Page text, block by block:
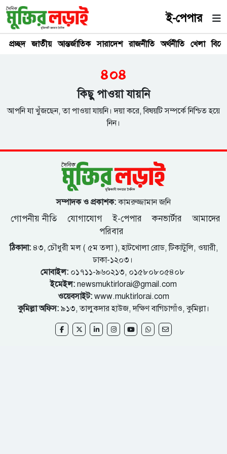
ই-পেপার
প্রচ্ছদ জাতীয় আন্তর্জাতিক সারাদেশ রাজনীতি অর্থনীতি খেলা
৪০৪
কিছু পাওয়া যায়নি
আপনি যা খুঁজছেন, তা পাওয়া যায়নি। দয়া করে, বিষয়টি সম্পর্কে নিশ্চিত হয়ে
নিন।
সম্পাদক ও প্রকাশক:কামরুজ্জামান জনি
গোপনীয় নীতি যোগাযোগ ই-পেপার কনভার্টার
আমাদের
পরিবার
ঠিকানা:৪৩, চৌধুরী মল ( ৫ম তলা ), হাটখোলা রোড, টিকাটুলি, ওয়ারী,
ঢাকা-১২০৩।
মোবাইল:০১৭১১-৯৬০২১৩, ০১৫৮০৮০৫৪০৮
ইমেইল: newsmuktirlorai@gmail.com
ওয়েবসাইট: www.muktirlorai.com
কুমিল্লা অফিস: ৯১৩, তালুকদার হাউজ, দক্ষিণ বাগিচাগাঁও, কুমিল্লা।